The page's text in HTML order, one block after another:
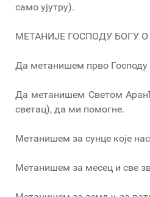
само ујутру).
МЕТАНИЈЕ ГОСПОДУ БОГУ
Да метанишем прво Господу
Да метанишем Светом
светац), да ми помогне.
Метанишем за сунце које нас
Метанишем за месец и све